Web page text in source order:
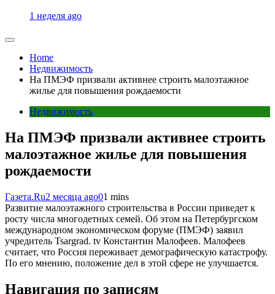
1 неделя ago
Home
Недвижимость
На ПМЭФ призвали активнее строить малоэтажное
жилье для повышения рождаемости
Недвижимость
На ПМЭФ призвали активнее строить
малоэтажное жилье для повышения
рождаемости
Газета.Ru2 месяца ago01 mins
Развитие малоэтажного строительства в России приведет к
росту числа многодетных семей. Об этом на Петербургском
международном экономическом форуме (ПМЭФ) заявил
учредитель Tsargrad. tv Константин Малофеев. Малофеев
считает, что Россия переживает демографическую катастрофу.
По его мнению, положение дел в этой сфере не улучшается.
Навигация по записям